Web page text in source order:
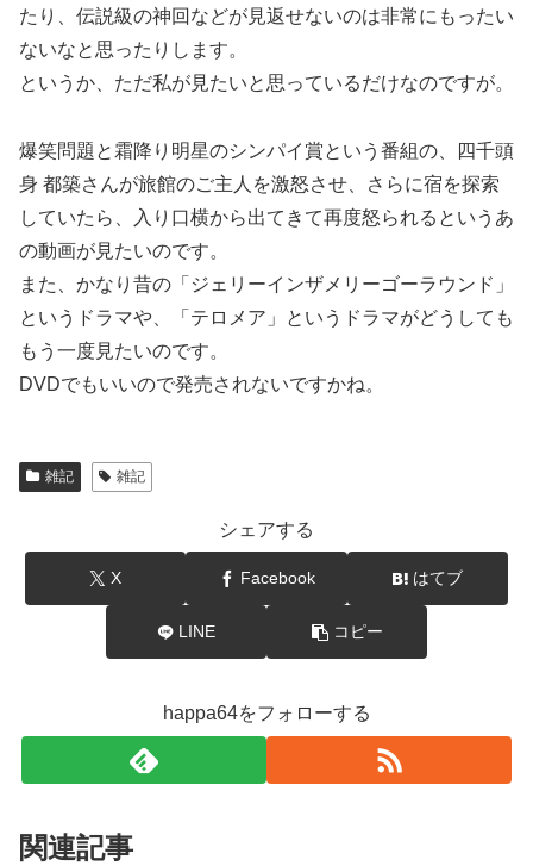
たり、伝説級の神回などが見返せないのは非常にもったい
ないなと思ったりします。
というか、ただ私が見たいと思っているだけなのですが。
爆笑問題と霜降り明星のシンパイ賞という番組の、四千頭
身 都築さんが旅館のご主人を激怒させ、さらに宿を探索
していたら、入り口横から出てきて再度怒られるというあ
の動画が見たいのです。
また、かなり昔の「ジェリーインザメリーゴーラウンド」
というドラマや、「テロメア」というドラマがどうしても
もう一度見たいのです。
DVDでもいいので発売されないですかね。
雑記 雑記
シェアする
X Facebook はてブ
LINE コピー
happa64をフォローする
関連記事